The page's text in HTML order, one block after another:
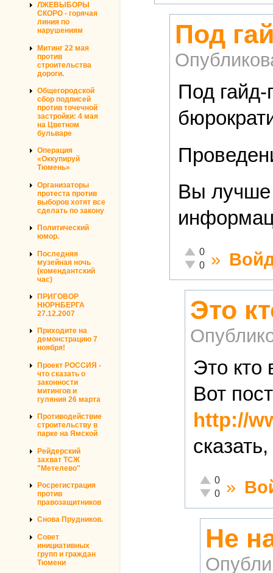
ЛЖЕВЫБОРЫ
СКОРО - горячая
линия по
нарушениям
Митинг 22 мая
против
строительства
дороги.
Общегородской
сбор подписей
против точечной
застройки: 4 мая
на Цветном
бульваре
Операция
«Оккупируй
Тюмень»
Организаторы
протеста против
выборов хотят все
сделать по закону
Политический
юмор.
Последняя
музейная ночь
(комендантский
час)
ПРИГОВОР
НЮРНБЕРГА
27.12.2007
Приходите на
демонстрацию 7
ноября!
Проект РОССИЯ -
что сказать о
законности
митингов и
гуляния 26 марта
Противодействие
строительству в
парке на Ямской
Рейдерский
захват ТСЖ
"Метелево"
Росрегистрация
против
правозащитников
Снова Прудников.
Совет
инициативных
групп и граждан
Тюмени
Под
Под
Вы лучше
Отлично!
0
Неадекватно!
0 »
Это
Это кто
Вот
http://
Отлично!
0
Неадекватно!
0 »
Не